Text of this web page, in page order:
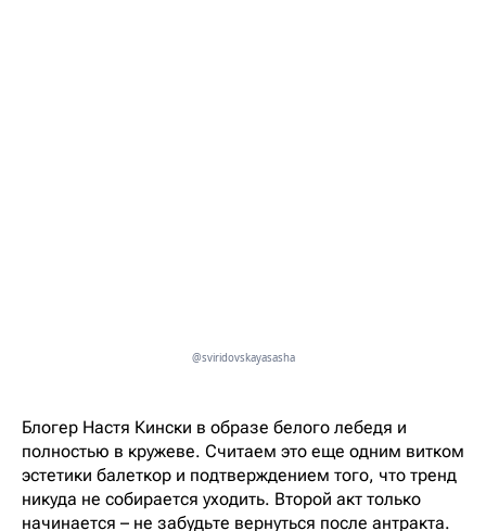
@sviridovskayasasha
Блогер Настя Кински в образе белого лебедя и
полностью в кружеве. Считаем это еще одним витком
эстетики балеткор и подтверждением того, что тренд
никуда не собирается уходить. Второй акт только
начинается – не забудьте вернуться после антракта.